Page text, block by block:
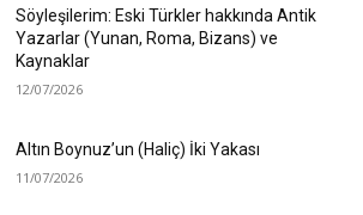
Söyleşilerim: Eski Türkler hakkında Antik
Yazarlar (Yunan, Roma, Bizans) ve
Kaynaklar
12/07/2026
Altın Boynuz’un (Haliç) İki Yakası
11/07/2026